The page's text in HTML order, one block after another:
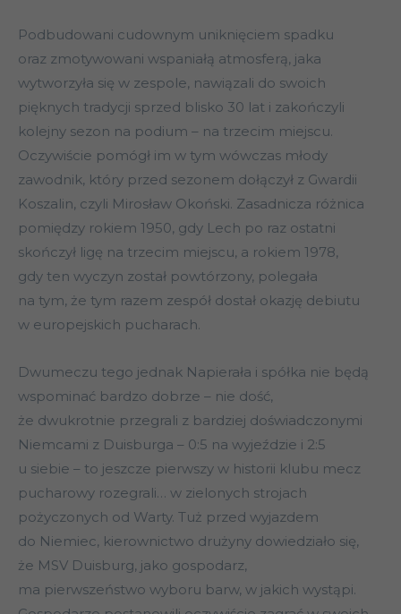
Podbudowani cudownym uniknięciem spadku
oraz zmotywowani wspaniałą atmosferą, jaka
wytworzyła się w zespole, nawiązali do swoich
pięknych tradycji sprzed blisko 30 lat i zakończyli
kolejny sezon na podium – na trzecim miejscu.
Oczywiście pomógł im w tym wówczas młody
zawodnik, który przed sezonem dołączył z Gwardii
Koszalin, czyli Mirosław Okoński. Zasadnicza różnica
pomiędzy rokiem 1950, gdy Lech po raz ostatni
skończył ligę na trzecim miejscu, a rokiem 1978,
gdy ten wyczyn został powtórzony, polegała
na tym, że tym razem zespół dostał okazję debiutu
w europejskich pucharach.
Dwumeczu tego jednak Napierała i spółka nie będą
wspominać bardzo dobrze – nie dość,
że dwukrotnie przegrali z bardziej doświadczonymi
Niemcami z Duisburga – 0:5 na wyjeździe i 2:5
u siebie – to jeszcze pierwszy w historii klubu mecz
pucharowy rozegrali… w zielonych strojach
pożyczonych od Warty. Tuż przed wyjazdem
do Niemiec, kierownictwo drużyny dowiedziało się,
że MSV Duisburg, jako gospodarz,
ma pierwszeństwo wyboru barw, w jakich wystąpi.